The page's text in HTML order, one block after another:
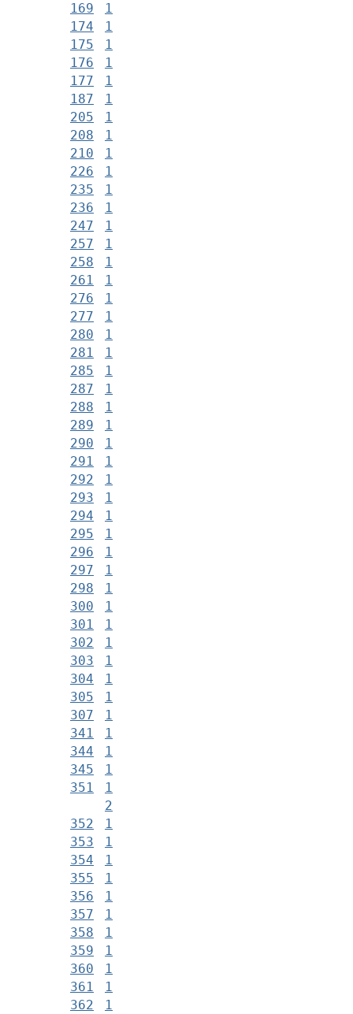
169
1
174
1
175
1
176
1
177
1
187
1
205
1
208
1
210
1
226
1
235
1
236
1
247
1
257
1
258
1
261
1
276
1
277
1
280
1
281
1
285
1
287
1
288
1
289
1
290
1
291
1
292
1
293
1
294
1
295
1
296
1
297
1
298
1
300
1
301
1
302
1
303
1
304
1
305
1
307
1
341
1
344
1
345
1
351
1
2
352
1
353
1
354
1
355
1
356
1
357
1
358
1
359
1
360
1
361
1
362
1